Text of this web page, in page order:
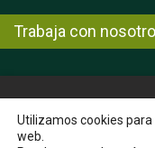
Trabaja con
© Copyright
Utilizamos cookies
web.